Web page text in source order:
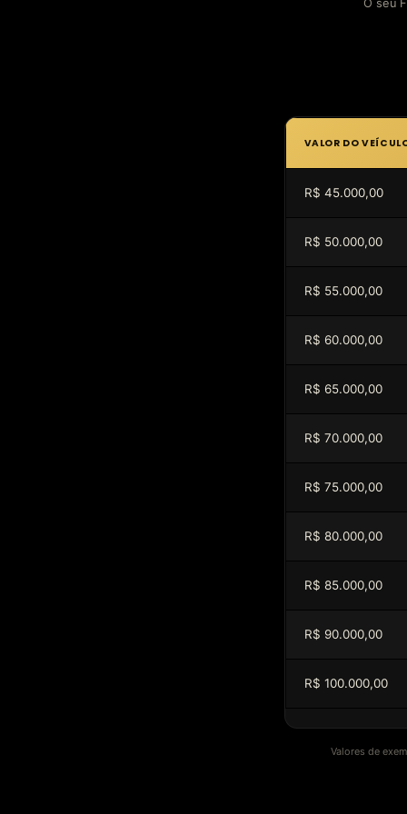
O seu
VALOR DO
R$ 45.000,00
R$ 50.000,00
R$ 55.000,00
R$ 60.000,00
R$ 65.000,00
R$ 70.000,00
R$ 75.000,00
R$ 80.000,00
R$ 85.000,00
R$ 90.000,00
R$ 100.000,00
Valores de